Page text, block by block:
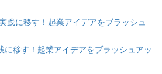
践に移す！起業アイデアをブラッシュ
に移す！起業アイデアをブラッシュアッ